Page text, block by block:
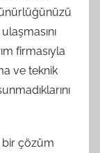
firmasıyla
ve teknik
bir çözüm